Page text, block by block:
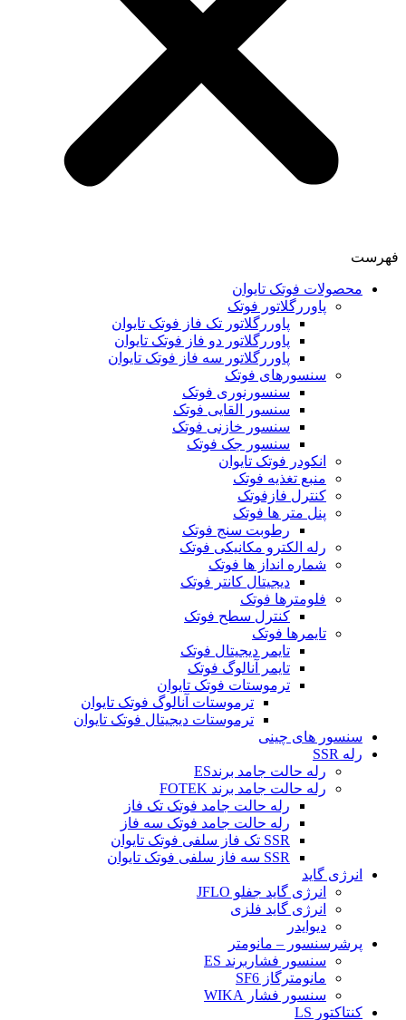
فهرست
محصولات فوتک تایوان
پاوررگلاتور فوتک
پاوررگلاتور تک فاز فوتک تایوان
پاوررگلاتور دو فاز فوتک تایوان
پاوررگلاتور سه فاز فوتک تایوان
سنسورهای فوتک
سنسورنوری فوتک
سنسور القایی فوتک
سنسور خازنی فوتک
سنسور جک فوتک
انکودر فوتک تایوان
منبع تغذیه فوتک
کنترل فازفوتک
پنل متر ها فوتک
رطوبت سنج فوتک
رله الکترو مکانیکی فوتک
شماره انداز ها فوتک
دیجیتال کانتر فوتک
فلومترها فوتک
کنترل سطح فوتک
تایمرها فوتک
تایمر دیجیتال فوتک
تایمر آنالوگ فوتک
ترموستات فوتک تایوان
ترموستات آنالوگ فوتک تایوان
ترموستات دیجیتال فوتک تایوان
سنسور های چینی
رله SSR
رله حالت جامد برندES
رله حالت جامد برند FOTEK
رله حالت جامد فوتک تک فاز
رله حالت جامد فوتک سه فاز
SSR تک فاز سلفی فوتک تایوان
SSR سه فاز سلفی فوتک تایوان
انرژی گاید
انرژی گاید جفلو JFLO
انرژی گاید فلزی
دیوایدر
پرشرسنسور – مانومتر
سنسور فشاربرند ES
مانومترگاز SF6
سنسور فشار WIKA
کنتاکتور LS